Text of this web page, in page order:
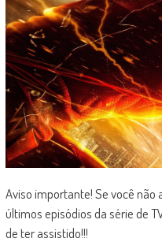
Aviso importante! Se você não
últimos episódios da série de
de ter assistido!!!